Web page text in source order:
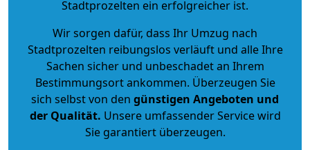
Stadtprozelten ein erfolgreicher ist.
Wir sorgen dafür, dass Ihr Umzug nach
Stadtprozelten reibungslos verläuft und alle Ihre
Sachen sicher und unbeschadet an Ihrem
Bestimmungsort ankommen. Überzeugen Sie
sich selbst von den günstigen Angeboten und
der Qualität. Unsere umfassender Service wird
Sie garantiert überzeugen.